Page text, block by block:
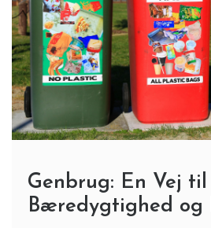
Genbrug: En Vej til
Bæredygtighed og